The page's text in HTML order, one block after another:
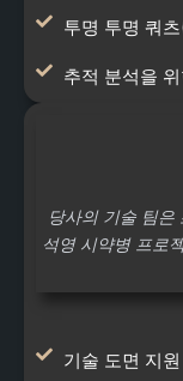
투명 투명 쿼
추적 분석을
당사의 기술 팀
석영 시약병 프로
기술 도면 지원